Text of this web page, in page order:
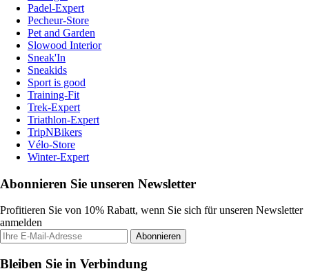
Padel-Expert
Pecheur-Store
Pet and Garden
Slowood Interior
Sneak'In
Sneakids
Sport is good
Training-Fit
Trek-Expert
Triathlon-Expert
TripNBikers
Vélo-Store
Winter-Expert
Abonnieren Sie unseren Newsletter
Profitieren Sie von 10% Rabatt, wenn Sie sich für unseren Newsletter
anmelden
Abonnieren
Bleiben Sie in Verbindung